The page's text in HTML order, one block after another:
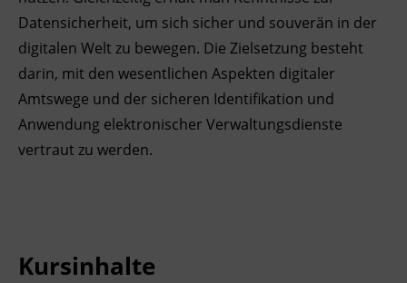
Ingenieurzertifizierung
Deutsch und Integration
Akademisches Studienzentrum
Digitales Lernen
BFI Reutte
BFI Schwaz
Datensicherheit, um sich sicher und souverän in der
digitalen Welt zu bewegen. Die Zielsetzung besteht
darin, mit den wesentlichen Aspekten digitaler
Amtswege und der sicheren Identifikation und
Anwendung elektronischer Verwaltungsdienste
vertraut zu werden.
Kursinhalte